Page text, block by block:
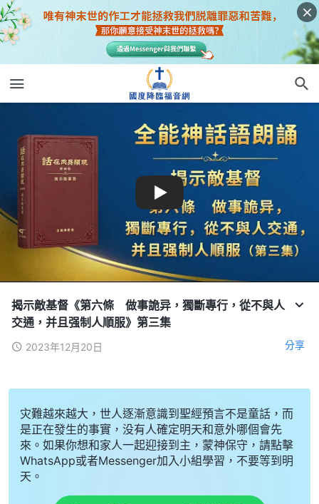
揭示敵基督《第六條 做事詭异，獨斷專行，從不與人
交通，并且强制人順服》第三集
2023年12月20日 分享
灾難越來越大，世人逐漸意識到聖經預言不是童話，而
是正在發生的事實，没有人確定明天和意外哪個會先
來。如果你想和家人一起迎接到主，蒙神保守，請點擊
WhatsApp或者Messenger加入小組學習，不要等到明
天。